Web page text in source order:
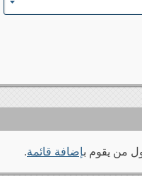
من يقوم بإضافة قائمة.